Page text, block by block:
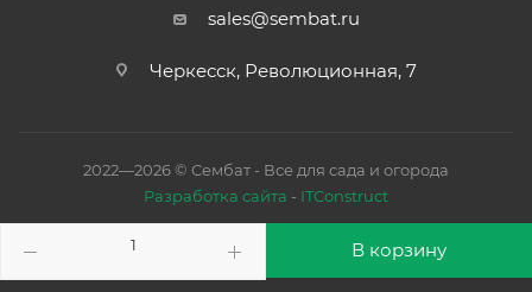
В корзину
sales@sembat.ru
Черкесск, Революционная, 7
2022—2026 © Сембат - Все для сада и огорода
Разработка сайта - ITConstruct